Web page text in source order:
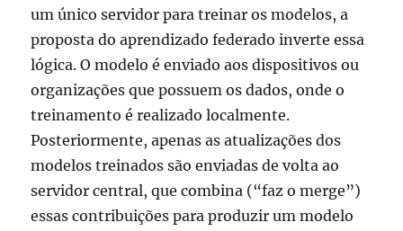
um único servidor para treinar os modelos, a
proposta do aprendizado federado inverte essa
lógica. O modelo é enviado aos dispositivos ou
organizações que possuem os dados, onde o
treinamento é realizado localmente.
Posteriormente, apenas as atualizações dos
modelos treinados são enviadas de volta ao
servidor central, que combina (“faz o merge”)
essas contribuições para produzir um modelo